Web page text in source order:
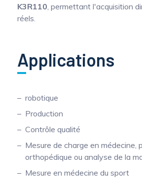
K3R110 , permettant l'acquisition
réels.
Applications
robotique
Production
Contrôle qualité
Mesure de charge en médecine,
orthopédique ou analyse de la
Mesure en médecine du sport